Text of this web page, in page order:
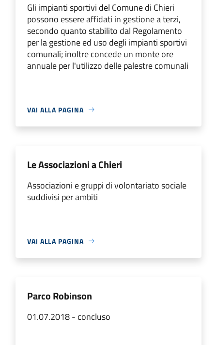
Gli impianti sportivi del Comune di Chieri
possono essere affidati in gestione a terzi,
secondo quanto stabilito dal Regolamento
per la gestione ed uso degli impianti sportivi
comunali; inoltre concede un monte ore
annuale per l'utilizzo delle palestre comunali
VAI ALLA PAGINA
Le Associazioni a Chieri
Associazioni e gruppi di volontariato sociale
suddivisi per ambiti
VAI ALLA PAGINA
Parco Robinson
01.07.2018 - concluso